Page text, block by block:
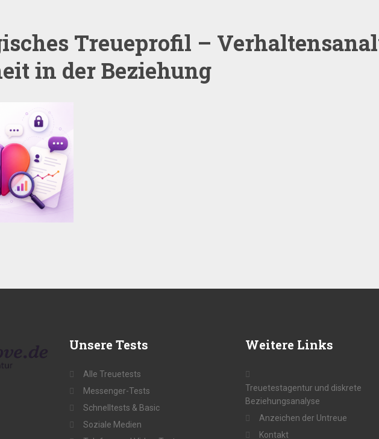
Treueprofil –
in der Beziehung
Unsere Tests
Alle Treuetests
Messenger-Tests
Schnelltests & Basic
Soziale Medien
Weitere Links
Treuetestagentur und diskrete
Beziehungsanalyse
Anzeichen der Untreue
Kontakt